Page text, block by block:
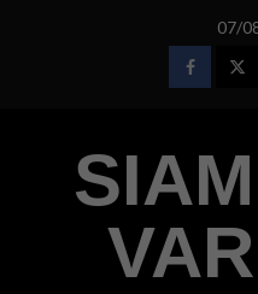
07/
Facebook